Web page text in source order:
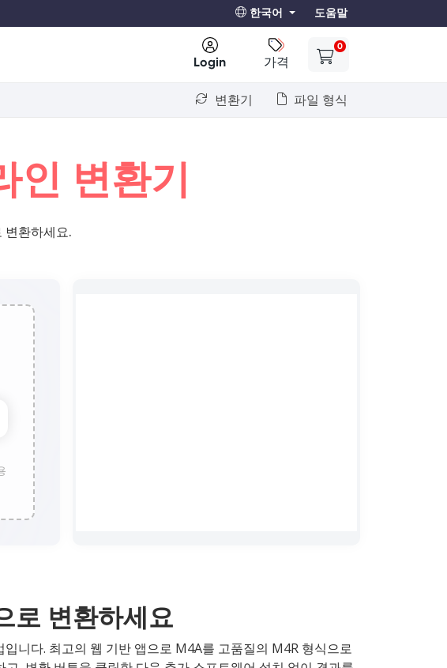
한국어 도움말
Login 가격
0
변환기 파일 형식
인 변환기
변환하세요.
로 변환하세요
니다. 최고의 웹 기반 앱으로 M4A를 고품질의 M4R 형식으로